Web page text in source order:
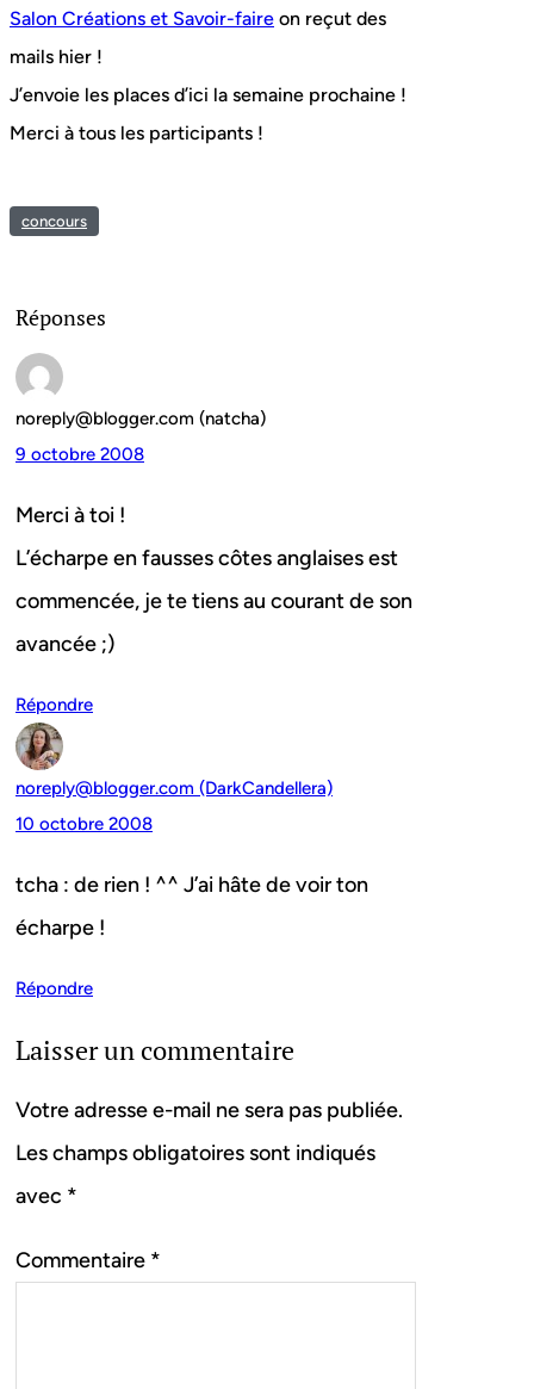
Salon Créations et Savoir-faire on reçut des
mails hier !
J’envoie les places d’ici la semaine prochaine !
Merci à tous les participants !
concours
Réponses
noreply@blogger.com (natcha)
9 octobre 2008
Merci à toi !
L’écharpe en fausses côtes anglaises est
commencée, je te tiens au courant de son
avancée ;)
Répondre
noreply@blogger.com (DarkCandellera)
10 octobre 2008
tcha : de rien ! ^^ J’ai hâte de voir ton
écharpe !
Répondre
Laisser un commentaire
Votre adresse e-mail ne sera pas publiée.
Les champs obligatoires sont indiqués
avec *
Commentaire *